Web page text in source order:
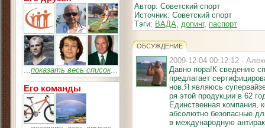
...показать весь список...
Его команды
Автор: Советский спорт
Источник: Советский спорт
Тэги: ВАДА, допинг, паспорт
ОБСУЖДЕНИЕ
2009-12-04 00:12:12 -
Давно пора!К сведению
предлагает
нов.Я являюсь
ря этой продукции в 62
Единственная компания,
абсолютно безопасные
в международную